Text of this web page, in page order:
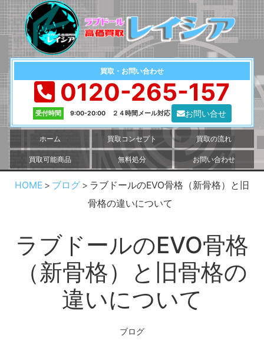
買取・お問い合わせ
0120-265-157
受付時間 9:00-20:00 ２４時間メール対応 お問い合せ
ホーム 買取コンセプト 買取の流れ
買取可能商品 無料処分 お問い合わせ
HOME ブログ
ラブドールのEVO骨格（新骨格）と旧
骨格の違いについて
ラブドールのEVO骨格
（新骨格）と旧骨格の
違いについて
ブログ